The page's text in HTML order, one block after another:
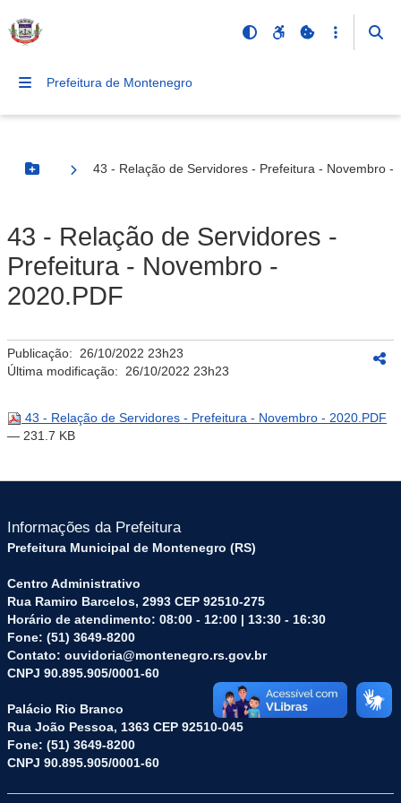
Prefeitura de Montenegro
Botão Menu
43 - Relação de Servidores - Prefeitura - Novembro -
43 - Relação de Servidores -
Prefeitura - Novembro -
2020.PDF
Publicação: 26/10/2022 23h23
Última modificação: 26/10/2022 23h23
43 - Relação de Servidores - Prefeitura - Novembro - 2020.PDF
— 231.7 KB
Informações da Prefeitura
Prefeitura Municipal de Montenegro (RS)
Centro Administrativo
Rua Ramiro Barcelos, 2993 CEP 92510-275
Horário de atendimento: 08:00 - 12:00 | 13:30 - 16:30
Fone: (51) 3649-8200
Contato: ouvidoria@montenegro.rs.gov.br
CNPJ 90.895.905/0001-60
Palácio Rio Branco
Rua João Pessoa, 1363 CEP 92510-045
Fone: (51) 3649-8200
CNPJ 90.895.905/0001-60